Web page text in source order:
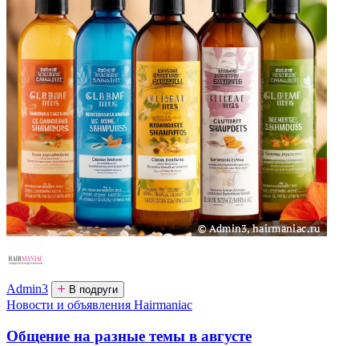
Admin3 В подруги
Новости и объявления Hairmaniac
Общение на разные темы в августе